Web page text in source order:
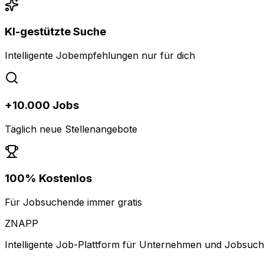
KI-gestützte Suche
Intelligente Jobempfehlungen nur für dich
+10.000 Jobs
Täglich neue Stellenangebote
100% Kostenlos
Für Jobsuchende immer gratis
ZNAPP
Intelligente Job-Plattform für Unternehmen und